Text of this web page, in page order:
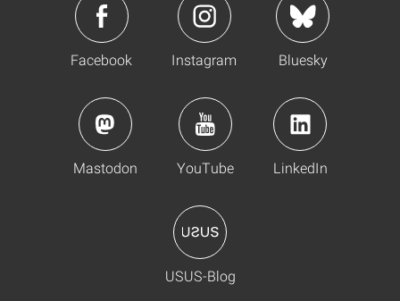
Facebook Instagram Bluesky
Mastodon YouTube LinkedIn
USUS-Blog